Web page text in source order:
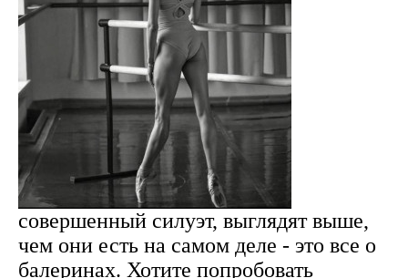
совершенный силуэт, выглядят выше,
чем они есть на самом деле - это все о
балеринах. Хотите попробовать